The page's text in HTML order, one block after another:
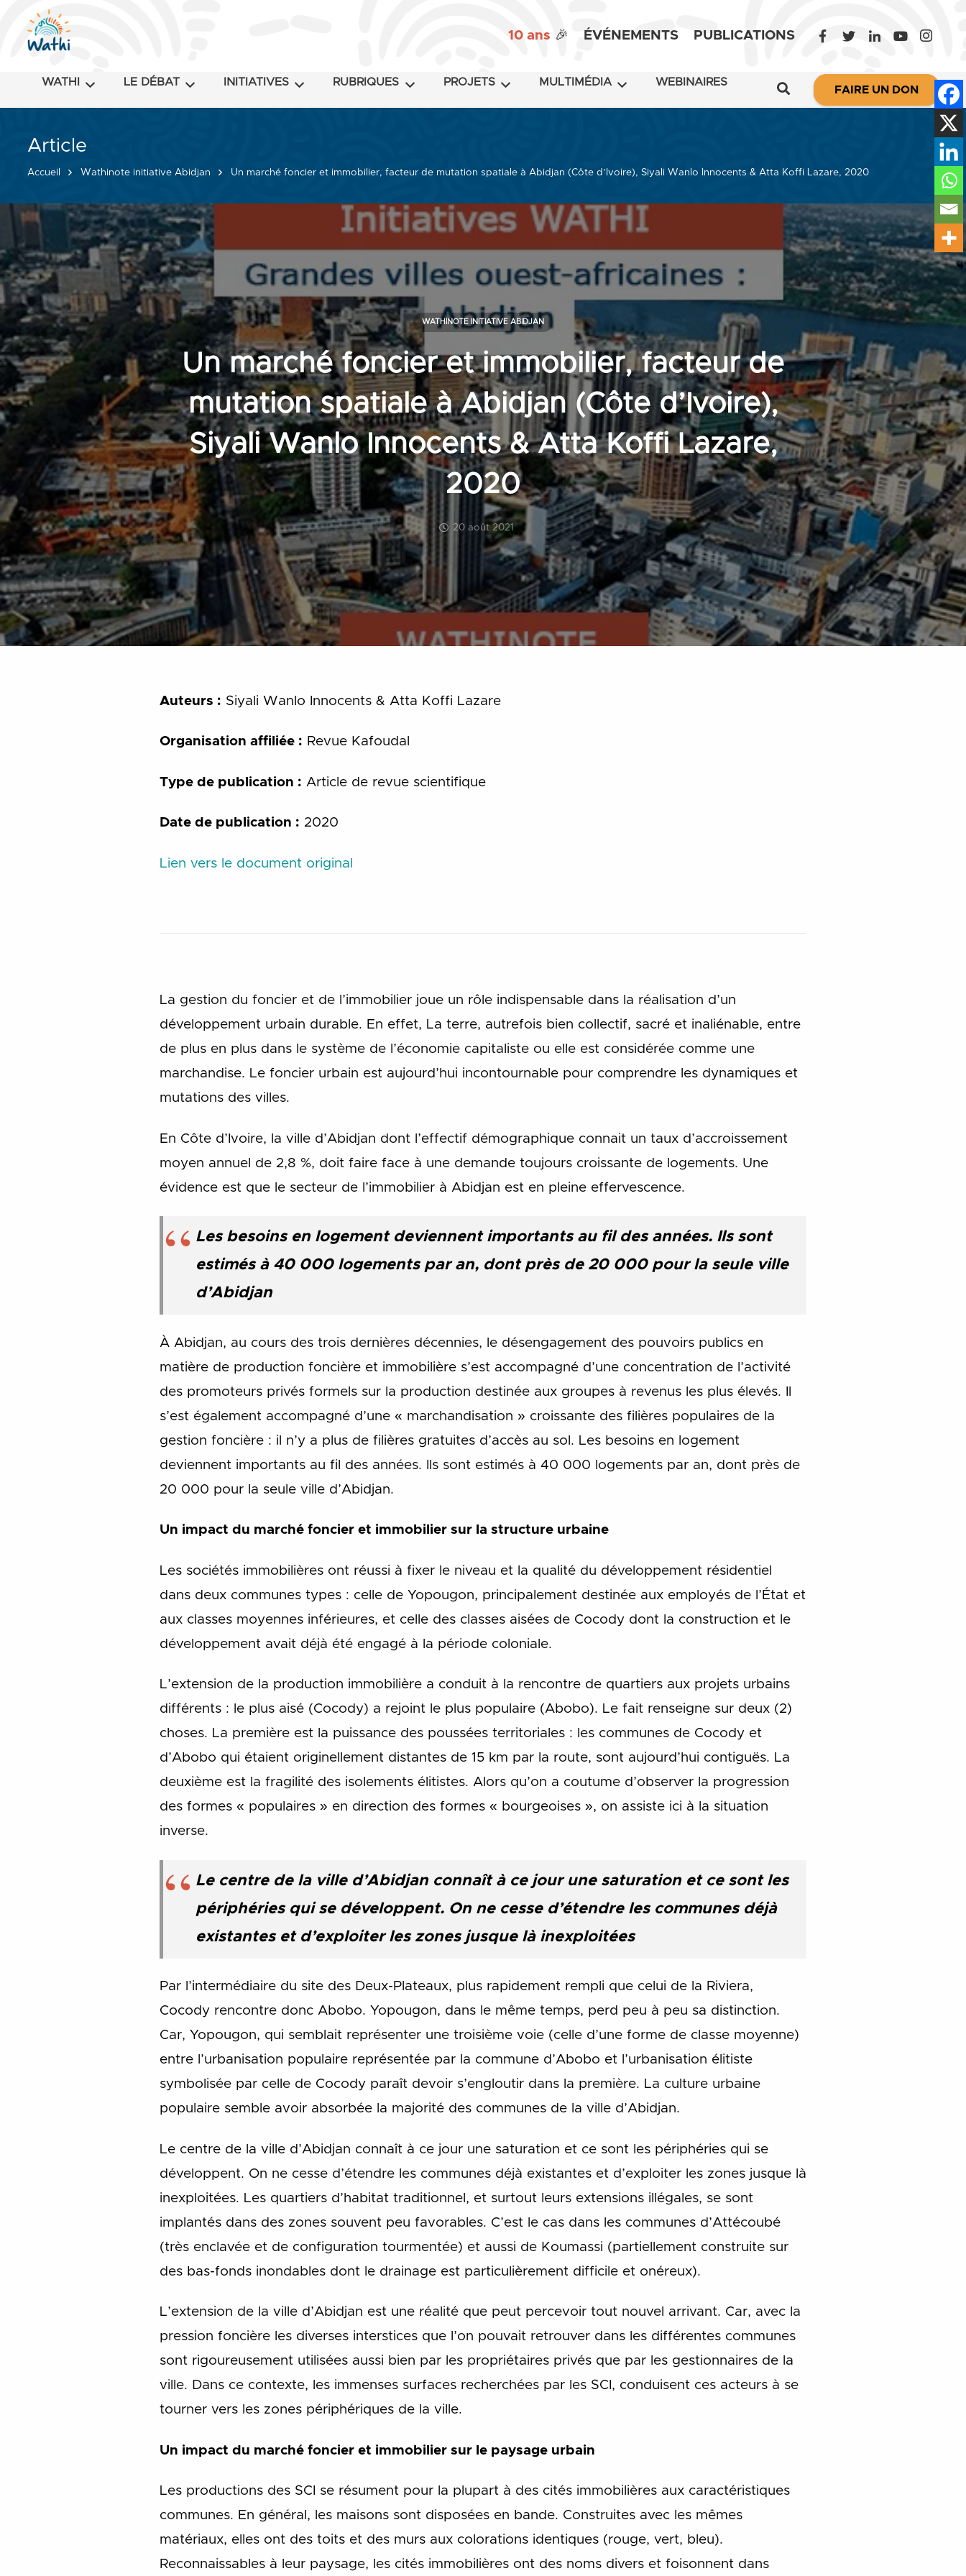
10 ans 🎉 ÉVÉNEMENTS PUBLICATIONS
WATHI LE DÉBAT INITIATIVES RUBRIQUES PROJETS MULTIMÉDIA WEBINAIRES
FAIRE UN DON
Article
Accueil Wathinote initiative Abidjan Un marché foncier et immobilier, facteur de mutation spatiale à Abidjan (Côte d’Ivoire), Siyali Wanlo Innocents & Atta Koffi Lazare, 2020
Un marché foncier et immobilier, facteur de
mutation spatiale à Abidjan (Côte d’Ivoire),
Siyali Wanlo Innocents & Atta Koffi Lazare,
2020
20 août 2021
WATHINOTE INITIATIVE ABIDJAN
Auteurs : Siyali Wanlo Innocents & Atta Koffi Lazare
Organisation affiliée : Revue Kafoudal
Type de publication : Article de revue scientifique
Date de publication : 2020
Lien vers le document original
La gestion du foncier et de l’immobilier joue un rôle indispensable dans la réalisation d’un
développement urbain durable. En effet, La terre, autrefois bien collectif, sacré et inaliénable, entre
de plus en plus dans le système de l’économie capitaliste ou elle est considérée comme une
marchandise. Le foncier urbain est aujourd’hui incontournable pour comprendre les dynamiques et
mutations des villes.
En Côte d’Ivoire, la ville d’Abidjan dont l’effectif démographique connait un taux d’accroissement
moyen annuel de 2,8 %, doit faire face à une demande toujours croissante de logements. Une
évidence est que le secteur de l’immobilier à Abidjan est en pleine effervescence.
Les besoins en logement deviennent importants au fil des années. Ils sont
estimés à 40 000 logements par an, dont près de 20 000 pour la seule ville
d’Abidjan
À Abidjan, au cours des trois dernières décennies, le désengagement des pouvoirs publics en
matière de production foncière et immobilière s’est accompagné d’une concentration de l’activité
des promoteurs privés formels sur la production destinée aux groupes à revenus les plus élevés. Il
s’est également accompagné d’une « marchandisation » croissante des filières populaires de la
gestion foncière : il n’y a plus de filières gratuites d’accès au sol. Les besoins en logement
deviennent importants au fil des années. Ils sont estimés à 40 000 logements par an, dont près de
20 000 pour la seule ville d’Abidjan.
Un impact du marché foncier et immobilier sur la structure urbaine
Les sociétés immobilières ont réussi à fixer le niveau et la qualité du développement résidentiel
dans deux communes types : celle de Yopougon, principalement destinée aux employés de l’État et
aux classes moyennes inférieures, et celle des classes aisées de Cocody dont la construction et le
développement avait déjà été engagé à la période coloniale.
L’extension de la production immobilière a conduit à la rencontre de quartiers aux projets urbains
différents : le plus aisé (Cocody) a rejoint le plus populaire (Abobo). Le fait renseigne sur deux (2)
choses. La première est la puissance des poussées territoriales : les communes de Cocody et
d’Abobo qui étaient originellement distantes de 15 km par la route, sont aujourd’hui contiguës. La
deuxième est la fragilité des isolements élitistes. Alors qu’on a coutume d’observer la progression
des formes « populaires » en direction des formes « bourgeoises », on assiste ici à la situation
inverse.
Le centre de la ville d’Abidjan connaît à ce jour une saturation et ce sont les
périphéries qui se développent. On ne cesse d’étendre les communes déjà
existantes et d’exploiter les zones jusque là inexploitées
Par l’intermédiaire du site des Deux-Plateaux, plus rapidement rempli que celui de la Riviera,
Cocody rencontre donc Abobo. Yopougon, dans le même temps, perd peu à peu sa distinction.
Car, Yopougon, qui semblait représenter une troisième voie (celle d’une forme de classe moyenne)
entre l’urbanisation populaire représentée par la commune d’Abobo et l’urbanisation élitiste
symbolisée par celle de Cocody paraît devoir s’engloutir dans la première. La culture urbaine
populaire semble avoir absorbée la majorité des communes de la ville d’Abidjan.
Le centre de la ville d’Abidjan connaît à ce jour une saturation et ce sont les périphéries qui se
développent. On ne cesse d’étendre les communes déjà existantes et d’exploiter les zones jusque là
inexploitées. Les quartiers d’habitat traditionnel, et surtout leurs extensions illégales, se sont
implantés dans des zones souvent peu favorables. C’est le cas dans les communes d’Attécoubé
(très enclavée et de configuration tourmentée) et aussi de Koumassi (partiellement construite sur
des bas-fonds inondables dont le drainage est particulièrement difficile et onéreux).
L’extension de la ville d’Abidjan est une réalité que peut percevoir tout nouvel arrivant. Car, avec la
pression foncière les diverses interstices que l’on pouvait retrouver dans les différentes communes
sont rigoureusement utilisées aussi bien par les propriétaires privés que par les gestionnaires de la
ville. Dans ce contexte, les immenses surfaces recherchées par les SCI, conduisent ces acteurs à se
tourner vers les zones périphériques de la ville.
Un impact du marché foncier et immobilier sur le paysage urbain
Les productions des SCI se résument pour la plupart à des cités immobilières aux caractéristiques
communes. En général, les maisons sont disposées en bande. Construites avec les mêmes
matériaux, elles ont des toits et des murs aux colorations identiques (rouge, vert, bleu).
Reconnaissables à leur paysage, les cités immobilières ont des noms divers et foisonnent dans